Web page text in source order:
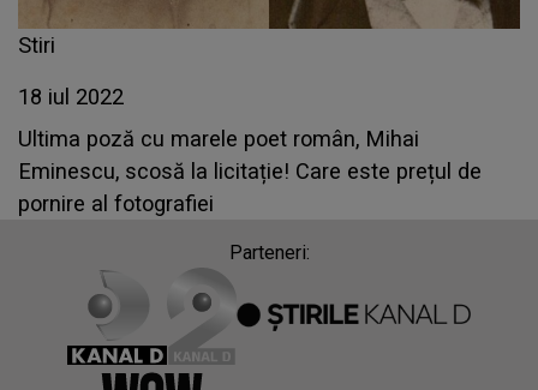
Stiri
18 iul 2022
Ultima poză cu marele poet român, Mihai
Eminescu, scosă la licitație! Care este prețul de
pornire al fotografiei
Parteneri: